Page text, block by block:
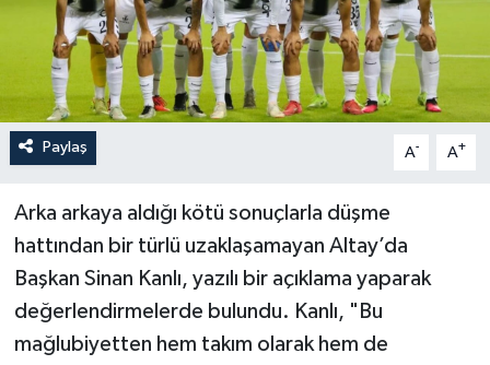
Paylaş A- A+
Arka arkaya aldığı kötü sonuçlarla düşme
hattından bir türlü uzaklaşamayan Altay’da
Başkan Sinan Kanlı, yazılı bir açıklama yaparak
değerlendirmelerde bulundu. Kanlı, "Bu
mağlubiyetten hem takım olarak hem de